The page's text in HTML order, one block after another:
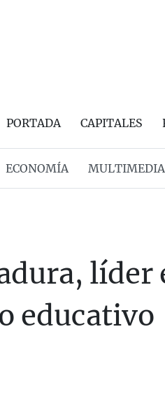
PORTADA CAPITALES
ECONOMÍA MULTIMEDIA
líder
educativo